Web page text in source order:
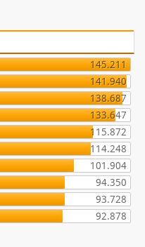
145.211
141.940
138.687
133.647
115.872
114.248
101.904
94.350
93.728
92.878